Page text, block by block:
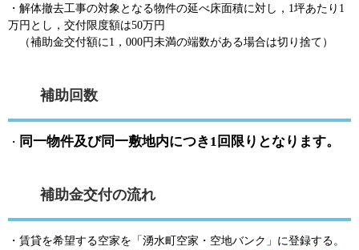
・解体撤去工事の対象となる物件の延べ床面積に対し，1坪あたり1
万円とし，交付限度額は50万円
（補助金交付額に1，000円未満の端数がある場合は切り捨て）
補助回数
・ 同一物件及び同一敷地内につき1回限りとなります。
補助金交付の流れ
・賃貸を希望する空家を「湧水町空家・空地バンク」に登録する。